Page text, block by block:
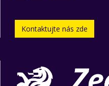
Kontaktujte nás zde